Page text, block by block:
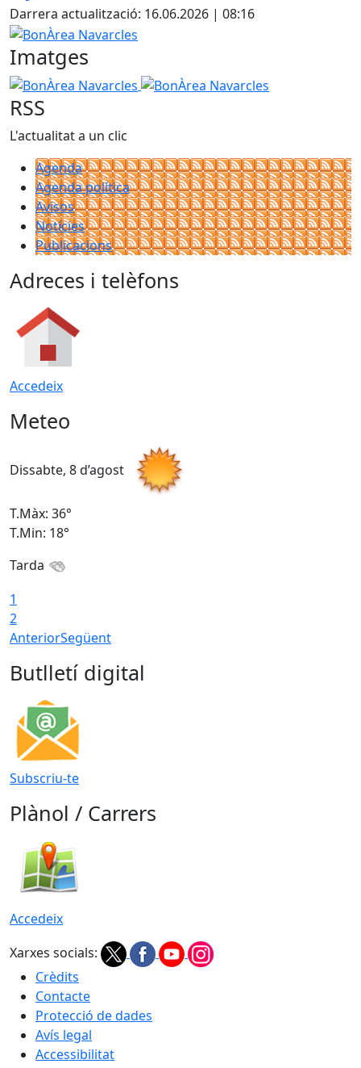
Darrera actualització: 16.06.2026 | 08:16
BonÀrea Navarcles
Imatges
BonÀrea Navarcles BonÀrea Navarcles
RSS
L'actualitat a un clic
Agenda
Agenda política
Avisos
Notícies
Publicacions
Adreces i telèfons
Accedeix
Meteo
Dissabte, 8 d’agost
T.Màx: 36°
T.Min: 18°
Tarda
1
2
AnteriorSegüent
Butlletí digital
Subscriu-te
Plànol / Carrers
Accedeix
Xarxes socials:
Crèdits
Contacte
Protecció de dades
Avís legal
Accessibilitat